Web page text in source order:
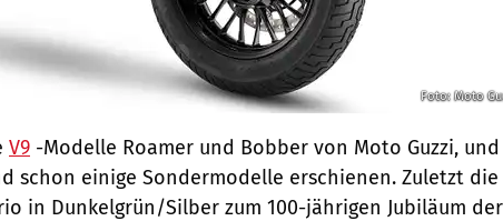
Foto: Moto
V9 -Modelle Roamer und Bobber von Moto Guzzi, und
schon einige Sondermodelle erschienen. Zuletzt die
in Dunkelgrün/Silber zum 100-jährigen Jubiläum der